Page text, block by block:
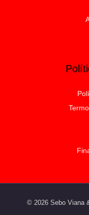
© 2026 Sebo Viana